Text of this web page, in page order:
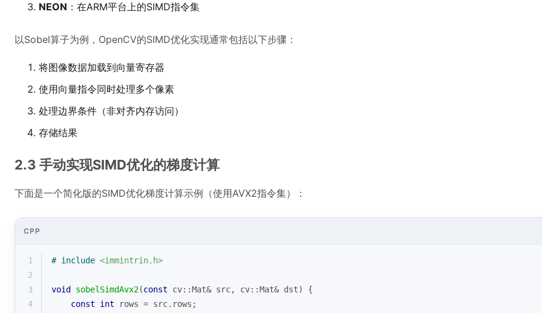
NEON ：在ARM平台上的SIMD指令集
以Sobel算子为例，OpenCV的SIMD优化实现通常包括以下步骤：
将图像数据加载到向量寄存器
使用向量指令同时处理多个像素
处理边界条件（非对齐内存访问）
存储结果
2.3 手动实现SIMD优化的梯度计算
下面是一个简化版的SIMD优化梯度计算示例（使用AVX2指令集）：
CPP
1 # include <immintrin.h>
2
3
void sobelSimdAvx2(const cv::Mat& src, cv::Mat& dst)
{
4
const int rows = src.rows;